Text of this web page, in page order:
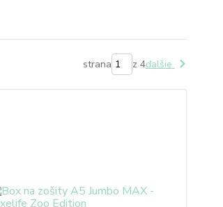
strana z 4ďalšie